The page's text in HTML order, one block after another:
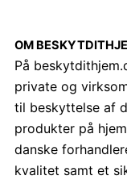
OM
På
private og
til beskyttelse af
produkter på
danske
kvalitet samt et